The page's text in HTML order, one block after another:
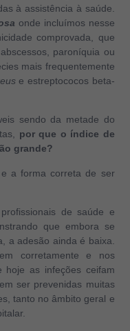
à assistência à saúde.
onde incluímos nesse
comprovada, que
paroníquia ou
mais frequentemente
e estreptococos beta-
sendo da metade do
por que o índice de
grande?
a forma correta de ser
de saúde e
que embora se
a adesão ainda é baixa.
corretamente e nos
hoje as infeções ceifam
ser prevenidas muitas
tanto no âmbito geral e